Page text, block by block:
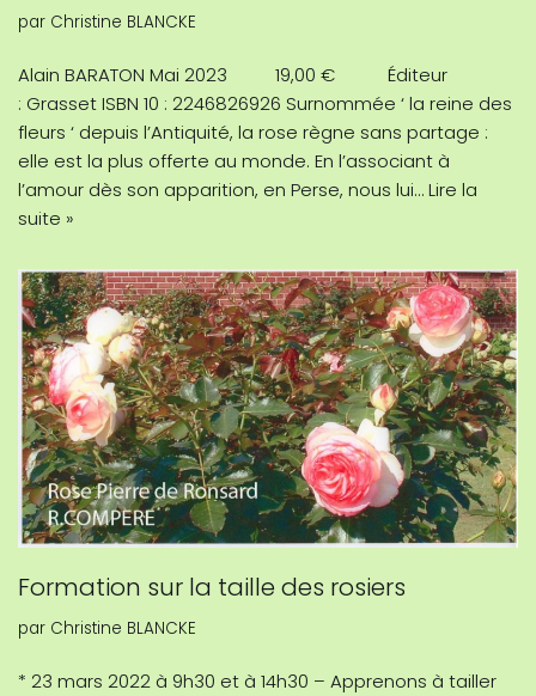
par Christine BLANCKE
Alain BARATON Mai 2023 19,00 € Éditeur
: Grasset ISBN 10 : 2246826926 Surnommée ‘ la reine des
fleurs ‘ depuis l’Antiquité, la rose règne sans partage :
elle est la plus offerte au monde. En l’associant à
l’amour dès son apparition, en Perse, nous lui…Lire la
suite »
Formation sur la taille des rosiers
par Christine BLANCKE
* 23 mars 2022 à 9h30 et à 14h30 – Apprenons à tailler